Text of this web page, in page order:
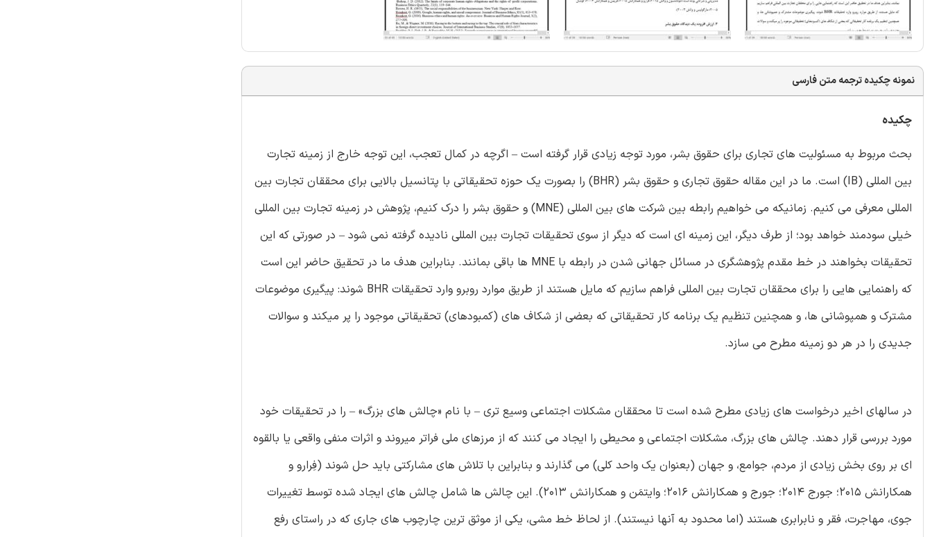
نمونه چکیده ترجمه متن فارسی
چکیده
بحث مربوط به مسئولیت های تجاری برای حقوق بشر، مورد توجه زیادی قرار گرفته است – اگرچه در کمال تعجب، این توجه خارج از زمینه تجارت
بین المللی (IB) است. ما در این مقاله حقوق تجاری و حقوق بشر (BHR) را بصورت یک حوزه تحقیقاتی با پتانسیل بالایی برای محققان تجارت بین
المللی معرفی می کنیم. زمانیکه می خواهیم رابطه بین شرکت های بین المللی (MNE) و حقوق بشر را درک کنیم، پژوهش در زمینه تجارت بین المللی
خیلی سودمند خواهد بود؛ از طرف دیگر، این زمینه ای است که دیگر از سوی تحقیقات تجارت بین المللی نادیده گرفته نمی شود – در صورتی که این
تحقیقات بخواهند در خط مقدم پژوهشگری در مسائل جهانی شدن در رابطه با MNE ها باقی بمانند. بنابراین هدف ما در تحقیق حاضر این است
که راهنمایی هایی را برای محققان تجارت بین المللی فراهم سازیم که مایل هستند از طریق موارد روبرو وارد تحقیقات BHR شوند: پیگیری موضوعات
مشترک و همپوشانی ها، و همچنین تنظیم یک برنامه کار تحقیقاتی که بعضی از شکاف های (کمبودهای) تحقیقاتی موجود را پر میکند و سوالات
جدیدی را در هر دو زمینه مطرح می سازد.
در سالهای اخیر درخواست های زیادی مطرح شده است تا محققان مشکلات اجتماعی وسیع تری – با نام «چالش های بزرگ» – را در تحقیقات خود
مورد بررسی قرار دهند. چالش های بزرگ، مشکلات اجتماعی و محیطی را ایجاد می کنند که از مرزهای ملی فراتر میروند و اثرات منفی واقعی یا بالقوه
ای بر روی بخش زیادی از مردم، جوامع، و جهان (بعنوان یک واحد کلی) می گذارند و بنابراین با تلاش های مشارکتی باید حل شوند (فِرارو و
همکارانش 2015؛ جورج 2014؛ جورج و همکارانش 2016؛ وایتمَن و همکارانش 2013). این چالش ها شامل چالش های ایجاد شده توسط تغییرات
جوی، مهاجرت، فقر و نابرابری هستند (اما محدود به آنها نیستند). از لحاظ خط مشی، یکی از موثق ترین چارچوب های جاری که در راستای رفع